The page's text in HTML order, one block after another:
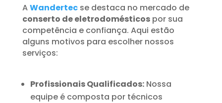
AWandertecse destaca no mercado de
conserto de eletrodomésticospor sua
competência e confiança. Aqui estão
alguns motivos para escolher nossos
serviços:
Profissionais Qualificados:Nossa
equipe é composta por técnicos